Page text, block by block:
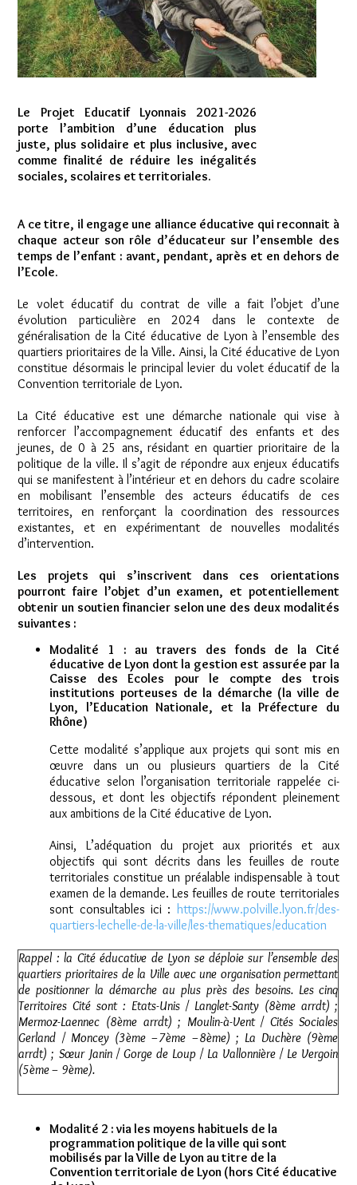
Le Projet Educatif Lyonnais 2021-2026
porte l’ambition d’une éducation plus
juste, plus solidaire et plus inclusive, avec
comme finalité de réduire les inégalités
sociales, scolaires et territoriales.
A ce titre, il engage une alliance éducative qui reconnait à
chaque acteur son rôle d’éducateur sur l’ensemble des
temps de l’enfant : avant, pendant, après et en dehors de
l’Ecole.
Le volet éducatif du contrat de ville a fait l’objet d’une
évolution particulière en 2024 dans le contexte de
généralisation de la Cité éducative de Lyon à l’ensemble des
quartiers prioritaires de la Ville. Ainsi, la Cité éducative de Lyon
constitue désormais le principal levier du volet éducatif de la
Convention territoriale de Lyon.
La Cité éducative est une démarche nationale qui vise à
renforcer l’accompagnement éducatif des enfants et des
jeunes, de 0 à 25 ans, résidant en quartier prioritaire de la
politique de la ville. Il s’agit de répondre aux enjeux éducatifs
qui se manifestent à l’intérieur et en dehors du cadre scolaire
en mobilisant l’ensemble des acteurs éducatifs de ces
territoires, en renforçant la coordination des ressources
existantes, et en expérimentant de nouvelles modalités
d’intervention.
Les projets qui s’inscrivent dans ces orientations
pourront faire l’objet d’un examen, et potentiellement
obtenir un soutien financier selon une des deux modalités
suivantes :
Modalité 1 : au travers des fonds de la Cité
éducative de Lyon dont la gestion est assurée par la
Caisse des Ecoles pour le compte des trois
institutions porteuses de la démarche (la ville de
Lyon, l’Education Nationale, et la Préfecture du
Rhône)
Cette modalité s’applique aux projets qui sont mis en
œuvre dans un ou plusieurs quartiers de la Cité
éducative selon l’organisation territoriale rappelée ci-
dessous, et dont les objectifs répondent pleinement
aux ambitions de la Cité éducative de Lyon.
Ainsi, L’adéquation du projet aux priorités et aux
objectifs qui sont décrits dans les feuilles de route
territoriales constitue un préalable indispensable à tout
examen de la demande. Les feuilles de route territoriales
sont consultables ici : https://www.polville.lyon.fr/des-
quartiers-lechelle-de-la-ville/les-thematiques/education
Rappel : la Cité éducative de Lyon se déploie sur l’ensemble des
quartiers prioritaires de la Ville avec une organisation permettant
de positionner la démarche au plus près des besoins. Les cinq
Territoires Cité sont : Etats-Unis / Langlet-Santy (8ème arrdt) ;
Mermoz-Laennec (8ème arrdt) ; Moulin-à-Vent / Cités Sociales
Gerland / Moncey (3ème –7ème –8ème) ; La Duchère (9ème
arrdt) ; Sœur Janin / Gorge de Loup / La Vallonnière / Le Vergoin
(5ème – 9ème).
Modalité 2 : via les moyens habituels de la
programmation politique de la ville qui sont
mobilisés par la Ville de Lyon au titre de la
Convention territoriale de Lyon (hors Cité éducative